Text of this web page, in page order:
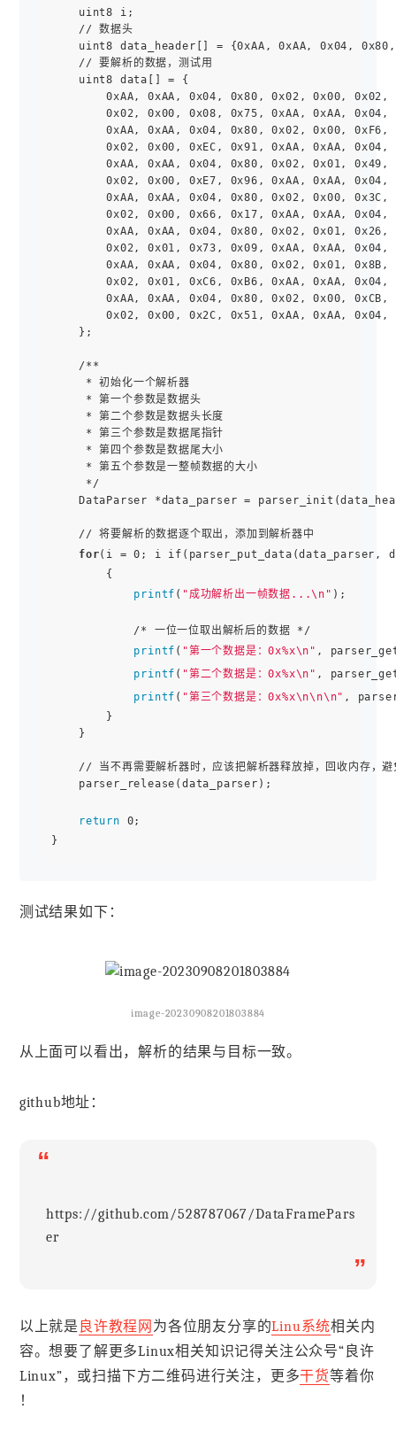
uint8 i;
// 数据头
uint8 data_header[] = {0xAA, 0xAA, 0x04,
// 要解析的数据，测试用
uint8 data[] = {
0xAA, 0xAA, 0x04, 0x80, 0x02, 0x00, 0x02,
0x02, 0x00, 0x08, 0x75, 0xAA, 0xAA, 0x04,
0xAA, 0xAA, 0x04, 0x80, 0x02, 0x00, 0xF6,
0x02, 0x00, 0xEC, 0x91, 0xAA, 0xAA, 0x04,
0xAA, 0xAA, 0x04, 0x80, 0x02, 0x01, 0x49,
0x02, 0x00, 0xE7, 0x96, 0xAA, 0xAA, 0x04,
0xAA, 0xAA, 0x04, 0x80, 0x02, 0x00, 0x3C,
0x02, 0x00, 0x66, 0x17, 0xAA, 0xAA, 0x04,
0xAA, 0xAA, 0x04, 0x80, 0x02, 0x01, 0x26,
0x02, 0x01, 0x73, 0x09, 0xAA, 0xAA, 0x04,
0xAA, 0xAA, 0x04, 0x80, 0x02, 0x01, 0x8B,
0x02, 0x01, 0xC6, 0xB6, 0xAA, 0xAA, 0x04,
0xAA, 0xAA, 0x04, 0x80, 0x02, 0x00, 0xCB,
0x02, 0x00, 0x2C, 0x51, 0xAA, 0xAA, 0x04,
};
/**
* 初始化一个解析器
* 第一个参数是数据头
* 第二个参数是数据头长度
* 第三个参数是数据尾指针
* 第四个参数是数据尾大小
* 第五个参数是一整帧数据的大小
*/
DataParser *data_parser =
// 将要解析的数据逐个取出，添加到解析器中
for(i = 0; i if(parser_put_data(data_parser,
{
printf ( "成功解析出一帧数据...\n" );
/* 一位一位取出解析后的数据 */
printf ( "第一个数据是：0x%x\n" ,
printf ( "第二个数据是：0x%x\n" ,
printf ( "第三个数据是：0x%x\n\n\n" ,
}
}
// 当不再需要解析器时，应该把解析器释放掉，回收内存，避
parser_release(data_parser);
return 0;
测试结果如下：
image-20230908201803884
从上面可以看出，解析的结果与目标一致。
github地址：
“
https://github.com/528787067/DataFramePars
er
”
以上就是 良许教程网 为各位朋友分享的Linu系统相关内
容。想要了解更多Linux相关知识记得关注公众号“良许
Linux”，或扫描下方二维码进行关注，更多干货等着你
！